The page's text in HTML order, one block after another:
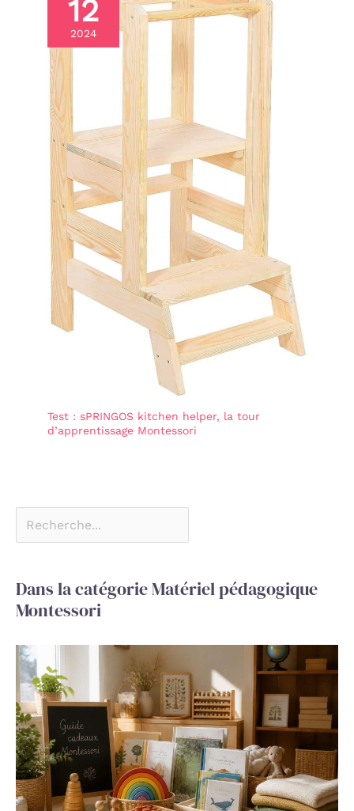
adaptés aux jeunes
enfants. IDÉE CADEAU
D’ÉVEIL POUR ENFANTS
instrument de musique
pour bébé. Les enfants
peuvent découvrir
différents sons en
utilisant différents
instruments. Il favorise
l’interaction entre
parents et enfants
développe les capacités
mentales du bébé et
renforce le lien avec les
parents. Notre set
d’instruments de
musique en bois est un
excellent choix parmi les
jouets d’apprentissage
précoce Montessori. C’est
également une idée
cadeau idéale pour Noël
12
2024
Test : sPRINGOS kitchen helper, la tour
d’apprentissage Montessori
Dans la catégorie Matériel pédagogique
Montessori